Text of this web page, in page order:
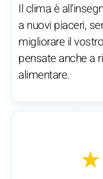
Il clima è
a nuovi piaceri,
migliorare il
pensate anche a
alimentare.